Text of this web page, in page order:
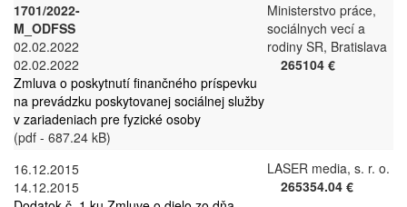
1701/2022-
M_ODFSS
02.02.2022
02.02.2022
Zmluva o poskytnutí finančného príspevku
na prevádzku poskytovanej sociálnej služby
v zariadeniach pre fyzické osoby
(pdf - 687.24 kB)
Ministerstvo práce,
sociálnych vecí a
rodiny SR, Bratislava
265104 €
16.12.2015
14.12.2015
LASER media, s. r. o.
265354.04 €